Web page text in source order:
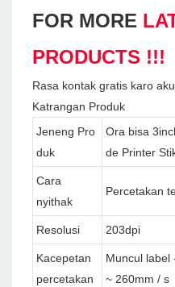
FOR MORE
PRODUCTS !!!
Rasa kontak gratis karo
Katrangan Produk
Jeneng Pro
duk
Ora bisa
de Printer
Cara
nyithak
Percetakan
Resolusi 203dpi
Kacepetan
percetakan
Muncul label
~ 260mm / s